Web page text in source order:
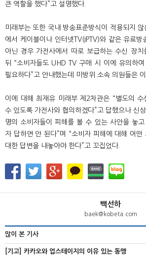
큰 역할을 했다”고 설명했다.
미래부는 또한 국내 방송표준방식이 적용되지
에서 케이블이나 인터넷TV(IPTV)와 같은 유료방
아닌 경우 가전사에서 따로 보급하는 수신 장치
뒤 “소비자들도 UHD TV 구매 시 이에 유의하여
필요하다”고 안내했는데 미방위 소속 의원들은
이에 대해 최재유 미래부 제2차관은 “별도의
수 있도록 가전사와 협의하겠다”고 답했으나 신
명의 소비자들이 피해를 볼 수 있는 사안을 놓
자 답하면 안 된다”며 “소비자 피해에 대해 어떤
대한 답변을 내놓아야 한다”고 꼬집었다.
백선하
baek@kobeta.com
많이 본 기사
[기고] 카카오와 업스테이지의 이유 있는 동맹